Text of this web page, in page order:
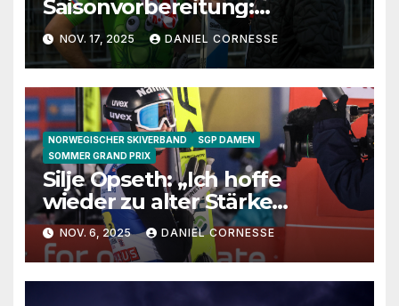
Saisonvorbereitung:
Granerud, Sundal und
Lanisek im Gespräch
NOV. 17, 2025 DANIEL CORNESSE
NORWEGISCHER SKIVERBAND
SGP DAMEN
SOMMER GRAND PRIX
Silje Opseth: „Ich hoffe
wieder zu alter Stärke
zurückzufinden“
NOV. 6, 2025 DANIEL CORNESSE